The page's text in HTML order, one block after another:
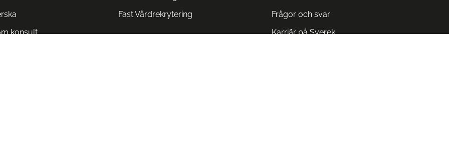
konsult
Fast Vårdrekrytering
Frågor och svar
Karriär på Sverek